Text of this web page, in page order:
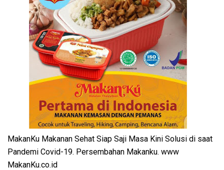
MakanKu Makanan Sehat Siap Saji Masa Kini Solusi di saat
Pandemi Covid-19. Persembahan Makanku. www
MakanKu.co.id